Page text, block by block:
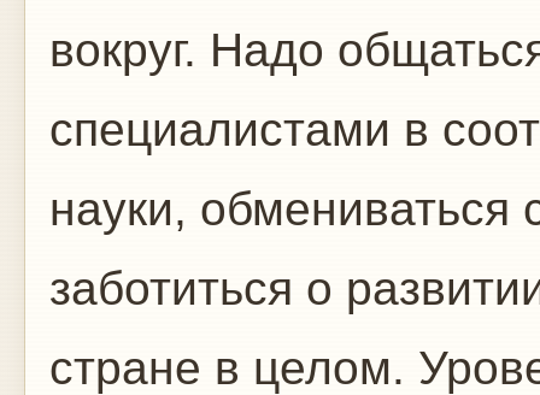
вокруг. Надо
специалистами в
науки,
заботиться о
стране в целом.